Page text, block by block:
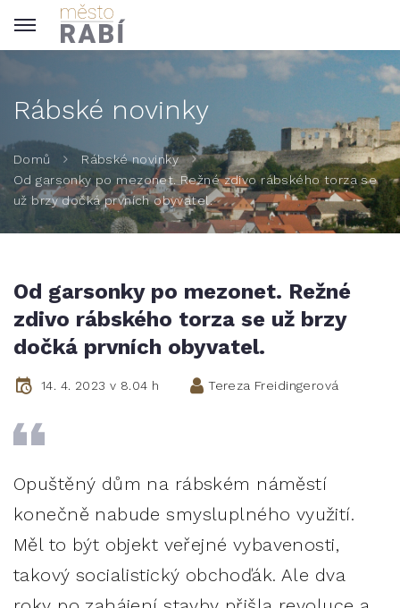
Rábské novinky
Domů
Rábské novinky
Od garsonky po mezonet. Režné zdivo rábského torza se
už brzy dočká prvních obyvatel.
Od garsonky po mezonet. Režné
zdivo rábského torza se už brzy
dočká prvních obyvatel.
14. 4. 2023 v 8.04 h Tereza Freidingerová
Opuštěný dům na rábském náměstí
konečně nabude smysluplného využití.
Měl to být objekt veřejné vybavenosti,
takový socialistický obchoďák. Ale dva